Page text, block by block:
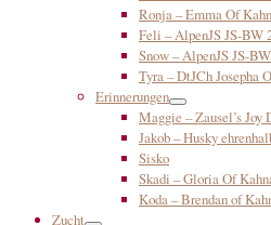
Ronja – Emma Of
Feli – AlpenJS JS-BW
Snow – AlpenJS JS-
Tyra – DtJCh Josepha
Erinnerungen
Maggie – Zausel’s Joy
Jakob – Husky
Sisko
Skadi – Gloria Of
Koda – Brendan of
Zucht